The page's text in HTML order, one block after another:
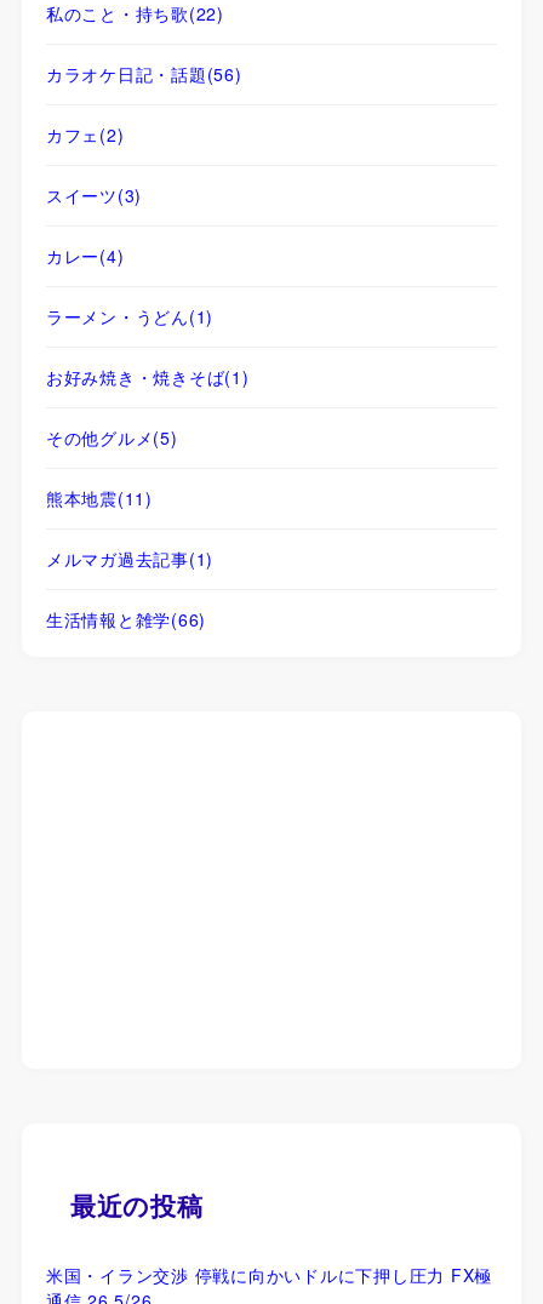
私のこと・持ち歌(22)
カラオケ日記・話題(56)
カフェ (2)
スイーツ(3)
カレー(4)
ラーメン・うどん(1)
お好み焼き・焼きそば(1)
その他グルメ(5)
熊本地震(11)
メルマガ過去記事(1)
生活情報と雑学(66)
最近の投稿
米国・イラン交渉 停戦に向かいドルに下押し圧力 FX極